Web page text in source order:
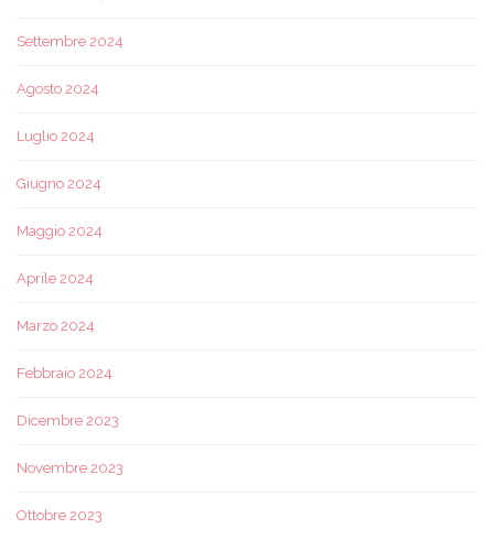
Settembre 2024
Agosto 2024
Luglio 2024
Giugno 2024
Maggio 2024
Aprile 2024
Marzo 2024
Febbraio 2024
Dicembre 2023
Novembre 2023
Ottobre 2023